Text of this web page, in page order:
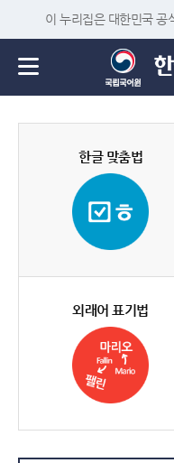
이 누리집은 대한민국 공
한글 맞춤법
외래어 표기법